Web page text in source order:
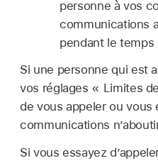
personne à vos
communications
pendant le temps
Si une personne qui est
vos réglages « Limites
de vous appeler ou vous
communications
Si vous essayez